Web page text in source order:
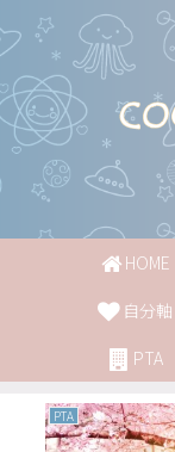
HOME
自分軸
PTA
PTA